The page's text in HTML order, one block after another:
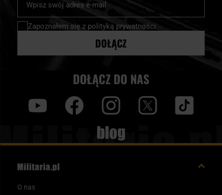
nasz
newsletter:
Zapoznałem się z polityką prywatności
DOŁĄCZ
DOŁĄCZ DO NAS
Blog
O nas